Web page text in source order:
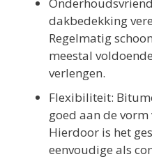
dakbedekking
Regelmatig
meestal
verlengen.
Flexibiliteit:
goed aan de
Hierdoor is het
eenvoudige als